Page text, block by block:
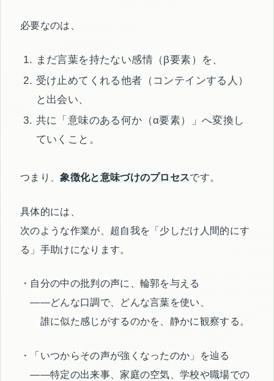
必要なのは、
まだ言葉を持たない感情（β要素）を、
受け止めてくれる他者（コンテインする人）
と出会い、
共に「意味のある何か（α要素）」へ変換し
ていくこと。
つまり、象徴化と意味づけのプロセスです。
具体的には、
次のような作業が、超自我を「少しだけ人間的にす
る」手助けになります。
・自分の中の批判の声に、輪郭を与える
――どんな口調で、どんな言葉を使い、
誰に似た感じがするのかを、静かに観察する。
・「いつからその声が強くなったのか」を辿る
――特定の出来事、家庭の空気、学校や職場での